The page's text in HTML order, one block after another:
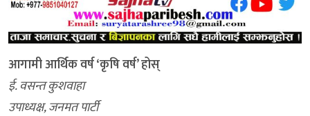
आगामी आर्थिक वर्ष ‘कृषि वर्ष’ होस्
ई. वसन्त कुशवाहा
उपाध्यक्ष, जनमत पार्टी